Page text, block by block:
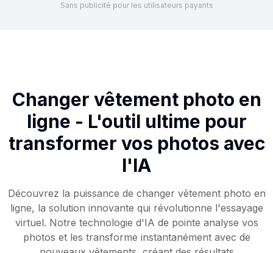
Sans publicité pour les utilisateurs payants
Changer vêtement photo en
ligne - L'outil ultime pour
transformer vos photos avec
l'IA
Découvrez la puissance de changer vêtement photo en
ligne, la solution innovante qui révolutionne l'essayage
virtuel. Notre technologie d'IA de pointe analyse vos
photos et les transforme instantanément avec de